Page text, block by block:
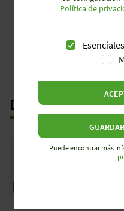
construcción
DESCARGAS
Resumen
Política de
Esenciales
Puede encontrar más